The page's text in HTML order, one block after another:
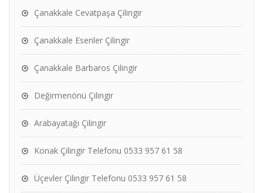
Çanakkale Cevatpaşa Çilingir
Çanakkale Esenler Çilingir
Çanakkale Barbaros Çilingir
Değirmenönü Çilingir
Arabayatağı Çilingir
Konak Çilingir Telefonu 0533 957 61 58
Üçevler Çilingir Telefonu 0533 957 61 58